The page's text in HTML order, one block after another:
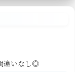
違いなし◎